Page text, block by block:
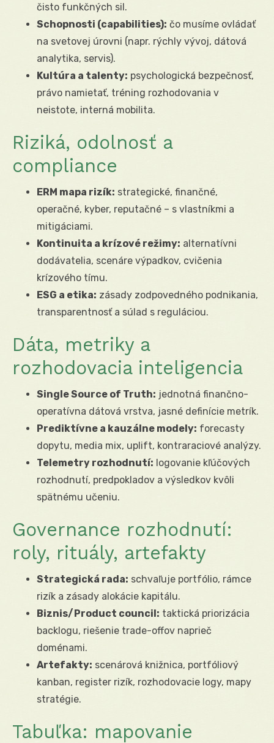
čisto funkčných sil.
Schopnosti (capabilities): čo musíme ovládať
na svetovej úrovni (napr. rýchly vývoj, dátová
analytika, servis).
Kultúra a talenty: psychologická bezpečnosť,
právo namietať, tréning rozhodovania v
neistote, interná mobilita.
Riziká, odolnosť a
compliance
ERM mapa rizík: strategické, finančné,
operačné, kyber, reputačné – s vlastníkmi a
mitigáciami.
Kontinuita a krízové režimy: alternatívni
dodávatelia, scenáre výpadkov, cvičenia
krízového tímu.
ESG a etika: zásady zodpovedného podnikania,
transparentnosť a súlad s reguláciou.
Dáta, metriky a
rozhodovacia inteligencia
Single Source of Truth: jednotná finančno-
operatívna dátová vrstva, jasné definície metrík.
Prediktívne a kauzálne modely: forecasty
dopytu, media mix, uplift, kontraraciové analýzy.
Telemetry rozhodnutí: logovanie kľúčových
rozhodnutí, predpokladov a výsledkov kvôli
spätnému učeniu.
Governance rozhodnutí:
roly, rituály, artefakty
Strategická rada: schvaľuje portfólio, rámce
rizík a zásady alokácie kapitálu.
Biznis/Product council: taktická priorizácia
backlogu, riešenie trade-offov naprieč
doménami.
Artefakty: scenárová knižnica, portfóliový
kanban, register rizík, rozhodovacie logy, mapy
stratégie.
Tabuľka: mapovanie